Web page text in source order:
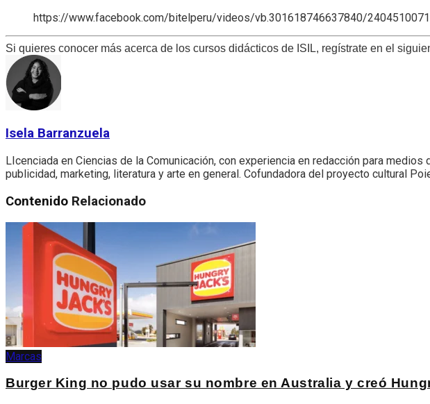
https://www.facebook.com/bitelperu/videos/vb.301618746637840/
Si quieres conocer más acerca de los cursos didácticos de ISIL, regístrate en el
Isela Barranzuela
LIcenciada en Ciencias de la Comunicación, con experiencia en redacción para
publicidad, marketing, literatura y arte en general. Cofundadora del proyecto cultural
Contenido Relacionado
Marcas
Burger King no pudo usar su nombre en Australia y creó